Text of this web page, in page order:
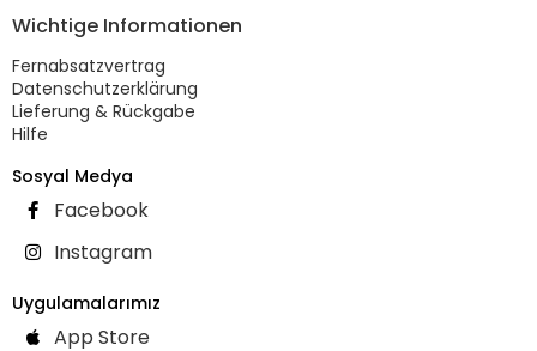
Wichtige Informationen
Fernabsatzvertrag
Datenschutzerklärung
Lieferung & Rückgabe
Hilfe
Sosyal Medya
Facebook
Instagram
Uygulamalarımız
App Store